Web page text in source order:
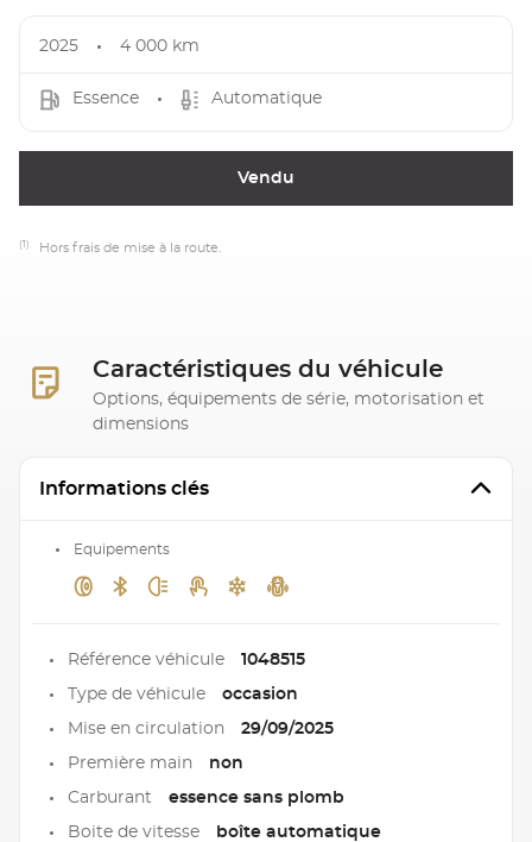
2025 4 000 km
Essence Automatique
Vendu
(1) Hors frais de mise à la route.
Caractéristiques du véhicule
Options, équipements de série, motorisation et
dimensions
Informations clés
Equipements
Référence véhicule 1048515
Type de véhicule occasion
Mise en circulation 29/09/2025
Première main non
Carburant essence sans plomb
Boite de vitesse boîte automatique